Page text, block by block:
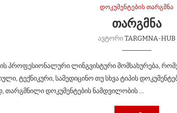
დოკუმენტების თარგმნა
ᲗᲐᲠᲒᲛᲜᲐ
ავტორიTARGMNA-HUB
პროფესიონალური ლინგვისტური მომსახურება,
ტექნიკური, სამედიცინო თუ სხვა ტიპის
თარგმნილი დოკუმენტების ნამდვილობის …